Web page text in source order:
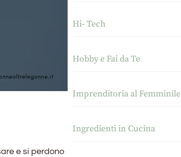
e si perdono
Hi- Tech
Hobby e Fai da Te
Imprenditoria al Femminile
Ingredienti in Cucina